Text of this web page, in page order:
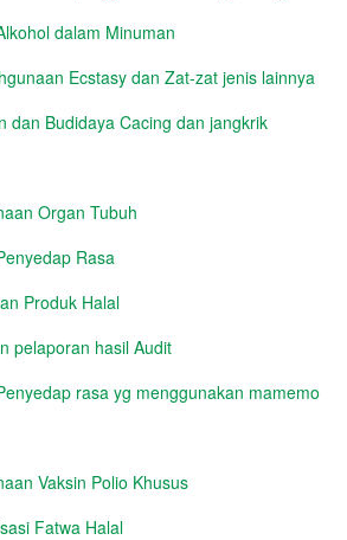
dalam Minuman
Ecstasy dan Zat-zat jenis lainnya
dan Budidaya Cacing dan jangkrik
Organ Tubuh
Rasa
Produk Halal
pelaporan hasil Audit
rasa yg menggunakan mamemo
Vaksin Polio Khusus
Fatwa Halal